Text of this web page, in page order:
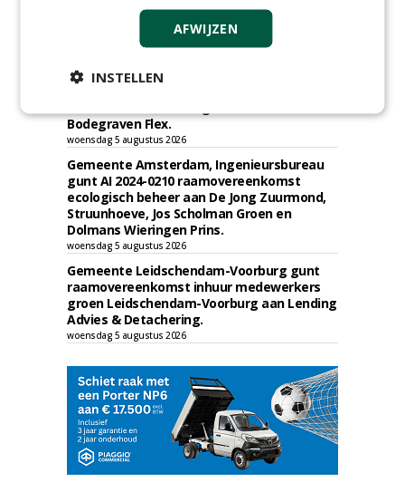
Ingenieursbureau Gemeente Amsterdam
gunt SOK 2.0 verhardingen aan diverse
partijen, o.a. Gebr. Griekspoor.
Bodegraven Flex.
woensdag 5 augustus 2026
Gemeente Amsterdam, Ingenieursbureau
gunt AI 2024-0210 raamovereenkomst
ecologisch beheer aan De Jong Zuurmond,
Struunhoeve, Jos Scholman Groen en
Dolmans Wieringen Prins.
woensdag 5 augustus 2026
Gemeente Leidschendam-Voorburg gunt
raamovereenkomst inhuur medewerkers
groen Leidschendam-Voorburg aan Lending
Advies & Detachering.
woensdag 5 augustus 2026
AFWIJZEN
INSTELLEN